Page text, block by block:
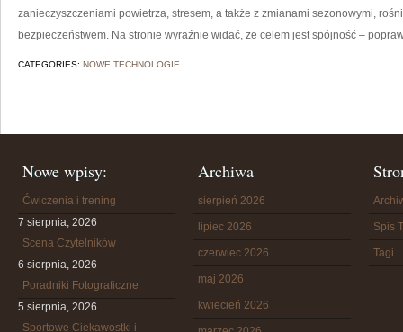
zanieczyszczeniami powietrza, stresem, a także z zmianami sezonowymi,
bezpieczeństwem. Na stronie wyraźnie widać, że celem jest spójność –
CATEGORIES: NOWE TECHNOLOGIE
Nowe wpisy:
Ćwiczenia i trening
7 sierpnia, 2026
Scena Czytelników
6 sierpnia, 2026
Poradniki Fotograficzne
5 sierpnia, 2026
Sportowe Ciekawostki i
Archiwa
sierpień 2026
lipiec 2026
czerwiec 2026
maj 2026
kwiecień 2026
Spis
Tagi